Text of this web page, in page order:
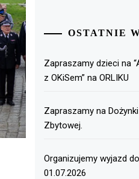
OSTATNIE
Zapraszamy dzieci na
z OKiSem” na ORLIKU
Zapraszamy na
Zbytowej.
Organizujemy wyjazd
01.07.2026